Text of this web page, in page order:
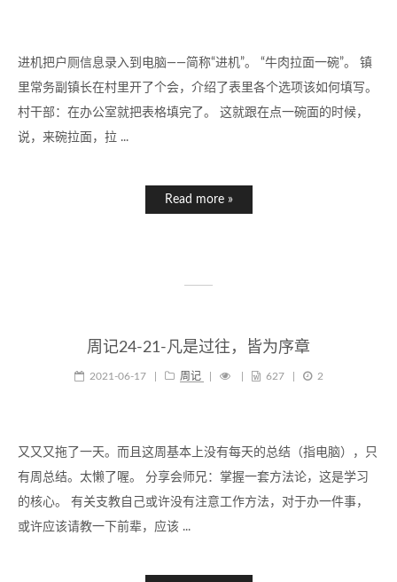
进机把户厕信息录入到电脑——简称“进机”。 “牛肉拉面一碗”。 镇
里常务副镇长在村里开了个会，介绍了表里各个选项该如何填写。
村干部：在办公室就把表格填完了。 这就跟在点一碗面的时候，
说，来碗拉面，拉 ...
Read more »
周记24-21-凡是过往，皆为序章
2021-06-17 周记 627 2
又又又拖了一天。而且这周基本上没有每天的总结（指电脑），只
有周总结。太懒了喔。 分享会师兄：掌握一套方法论，这是学习
的核心。 有关支教自己或许没有注意工作方法，对于办一件事，
或许应该请教一下前辈，应该 ...